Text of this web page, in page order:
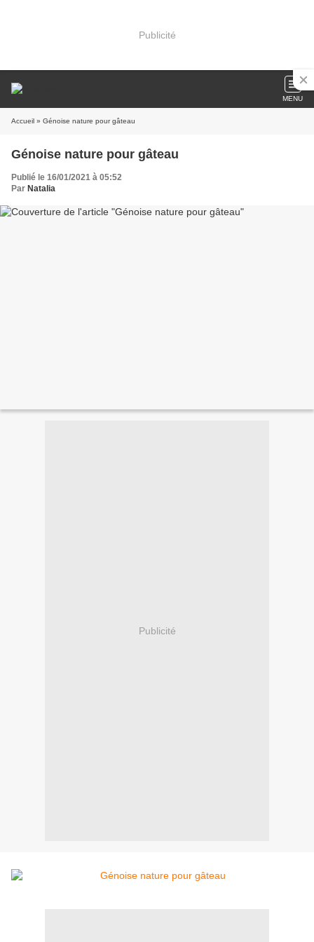
Publicité
MENU
Accueil » Génoise nature pour gâteau
Génoise nature pour gâteau
Publié le 16/01/2021 à 05:52
Par Natalia
Publicité